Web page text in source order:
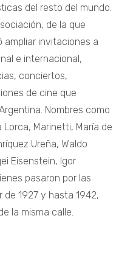
del resto del mundo.
de la que
ampliar invitaciones a
e internacional,
conciertos,
de cine que
Nombres como
Lorca, Marinetti, María de
Ureña, Waldo
Eisenstein, Igor
pasaron por las
de 1927 y hasta 1942,
la misma calle.